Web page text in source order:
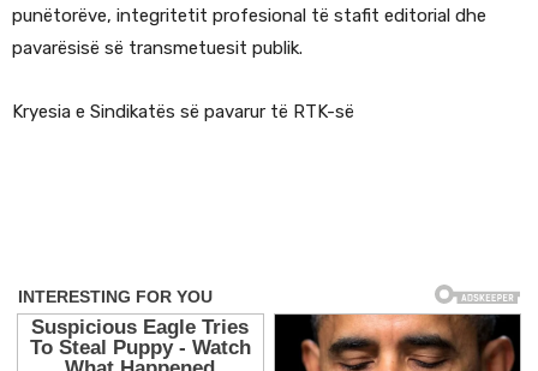
punëtorëve, integritetit profesional të stafit editorial dhe
pavarësisë së transmetuesit publik.
Kryesia e Sindikatës së pavarur të RTK-së